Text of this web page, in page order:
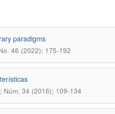
paradigms
46 (2022); 175-192
Núm. 34 (2016); 109-134